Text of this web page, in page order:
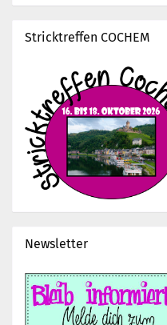
Stricktreffen COCHEM
Newsletter